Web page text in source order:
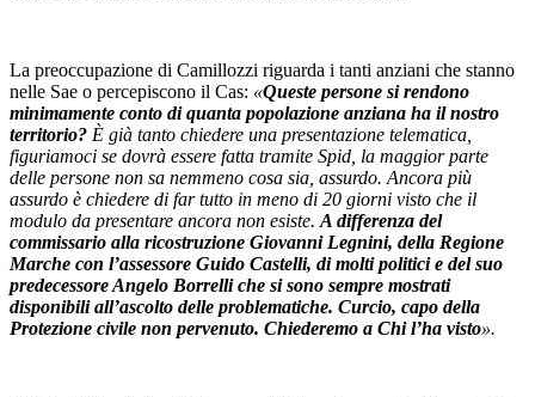
La preoccupazione di Camillozzi riguarda i tanti anziani che stanno
nelle Sae o percepiscono il Cas: «Queste persone si rendono
minimamente conto di quanta popolazione anziana ha il nostro
territorio? È già tanto chiedere una presentazione telematica,
figuriamoci se dovrà essere fatta tramite Spid, la maggior parte
delle persone non sa nemmeno cosa sia, assurdo. Ancora più
assurdo è chiedere di far tutto in meno di 20 giorni visto che il
modulo da presentare ancora non esiste. A differenza del
commissario alla ricostruzione Giovanni Legnini, della Regione
Marche con l’assessore Guido Castelli, di molti politici e del suo
predecessore Angelo Borrelli che si sono sempre mostrati
disponibili all’ascolto delle problematiche. Curcio, capo della
Protezione civile non pervenuto. Chiederemo a Chi l’ha visto».